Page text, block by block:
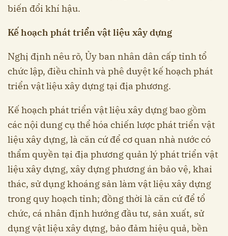
biến đổi khí hậu.
Kế hoạch phát triển vật liệu xây dựng
Nghị định nêu rõ, Ủy ban nhân dân cấp tỉnh tổ
chức lập, điều chỉnh và phê duyệt kế hoạch phát
triển vật liệu xây dựng tại địa phương.
Kế hoạch phát triển vật liệu xây dựng bao gồm
các nội dung cụ thể hóa chiến lược phát triển vật
liệu xây dựng, là căn cứ để cơ quan nhà nước có
thẩm quyền tại địa phương quản lý phát triển vật
liệu xây dựng, xây dựng phương án bảo vệ, khai
thác, sử dụng khoáng sản làm vật liệu xây dựng
trong quy hoạch tỉnh; đồng thời là căn cứ để tổ
chức, cá nhân định hướng đầu tư, sản xuất, sử
dụng vật liệu xây dựng, bảo đảm hiệu quả, bền